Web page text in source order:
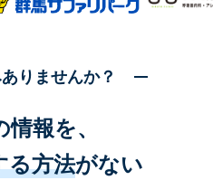
りませんか？
報を、
る方法がない